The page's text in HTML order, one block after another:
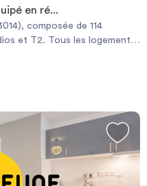
en ré...
composée de 114
et T2. Tous les logements
d'une salle d'eau avec
est bien équipée, et
accès sécurisé, d'un local à
Transports bus 33 et 34,